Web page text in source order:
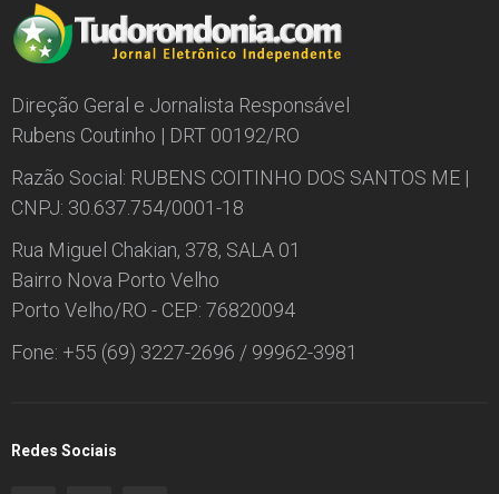
Direção Geral e Jornalista Responsável
Rubens Coutinho | DRT 00192/RO
Razão Social: RUBENS COITINHO DOS SANTOS ME |
CNPJ: 30.637.754/0001-18
Rua Miguel Chakian, 378, SALA 01
Bairro Nova Porto Velho
Porto Velho/RO - CEP: 76820094
Fone: +55 (69) 3227-2696 / 99962-3981
Redes Sociais